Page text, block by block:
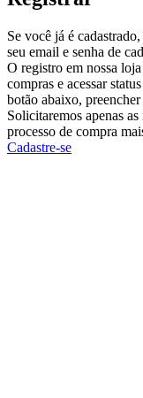
Se você já é
seu email e senha de
O registro em nossa
compras e acessar
botão abaixo,
Solicitaremos apenas
processo de compra
Cadastre-se